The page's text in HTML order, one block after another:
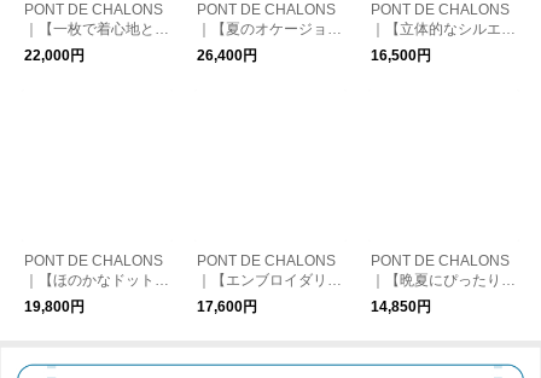
PONT DE CHALONS
｜【一枚で着心地と着
映えを叶えるワンピー
ス】メモリータフタド
22,000円
PONT DE CHALONS
｜【夏のオケージョン
シーンにぴったり】3
WAYサマーオケージ
26,400円
PONT DE CHALONS
｜【立体的なシルエッ
トを美しくキープする
素材】メモリータフタ
16,500円
PONT DE CHALONS
｜【ほのかなドットが
上品な、晩夏に活躍す
る♪】ORIGINAL DOT
19,800円
PONT DE CHALONS
｜【エンブロイダリー
レースを贅沢にあしら
った華やぎブラウス】
17,600円
PONT DE CHALONS
｜【晩夏にぴったりな
シアー素材】シアーバ
ックカットドットボウ
14,850円